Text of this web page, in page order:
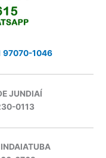
97070-1046
JUNDIAÍ
0113